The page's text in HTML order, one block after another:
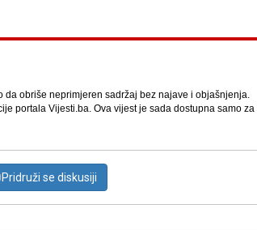
da obriše neprimjeren sadržaj bez najave i objašnjenja.
portala Vijesti.ba. Ova vijest je sada dostupna samo za
Pridruži se diskusiji